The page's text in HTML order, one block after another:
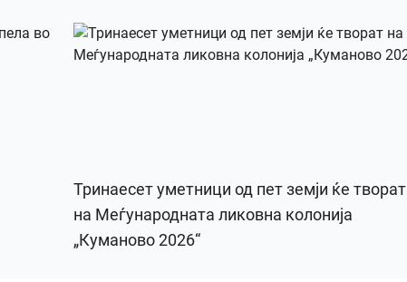
Тринаесет уметници од пет земји ќе творат
на Меѓународната ликовна колонија
„Куманово 2026“